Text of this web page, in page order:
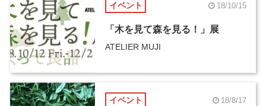
イベント 18/10/15
「木を見て森を見る！」展
ATELIER MUJI
イベント 18/8/17